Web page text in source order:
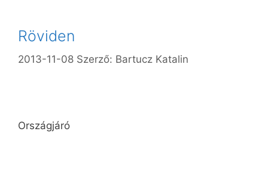
Röviden
2013-11-08 Szerző: Bartucz Katalin
Országjáró